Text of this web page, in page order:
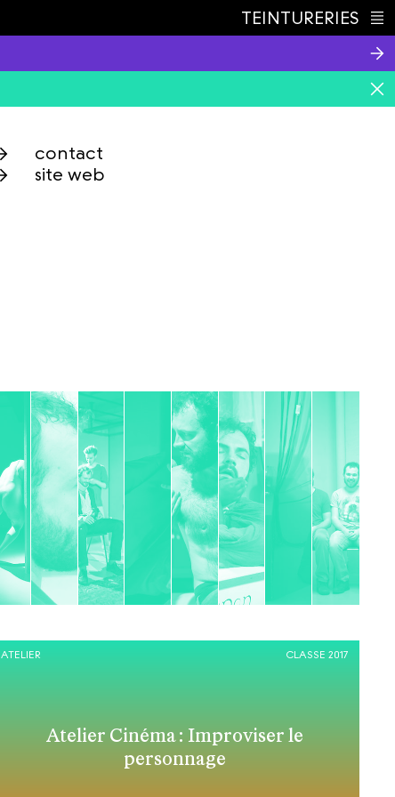
TEINTURERIES
contact
site web
Atelier Cinéma : Improviser le
personnage
ATELIER CLASSE 2017